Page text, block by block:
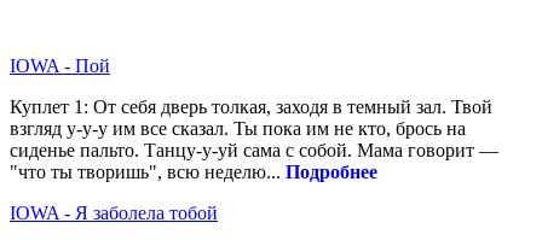
IOWA - Пой
Куплет 1: От себя дверь толкая, заходя в темный зал. Твой
взгляд у-у-у им все сказал. Ты пока им не кто, брось на
сиденье пальто. Танцу-у-уй сама с собой. Мама говорит —
"что ты творишь", всю неделю... Подробнее
IOWA - Я заболела тобой